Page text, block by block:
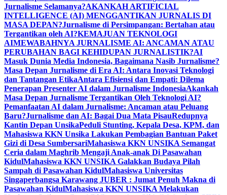
Jurnalisme Selamanya?AKANKAH ARTIFICIAL
INTELLIGENCE (AI) MENGGANTIKAN JURNALIS DI
MASA DEPAN?Jurnalisme di Persimpangan: Bertahan atau
Tergantikan oleh AI?KEMAJUAN TEKNOLOGI
AIMEWABAHNYA JURNALISME AI: ANCAMAN ATAU
PERUBAHAN BAGI KEHIDUPAN JURNALISTIK?AI
Masuk Dunia Media Indonesia, Bagaimana Nasib Jurnalisme?
Masa Depan Jurnalisme di Era AI: Antara Inovasi Teknologi
dan Tantangan EtikaAntara Efisiensi dan Empati: Dilema
Penerapan Presenter AI dalam Jurnalisme IndonesiaAkankah
Masa Depan Jurnalisme Tergantikan Oleh Teknologi AI?
Pemanfaatan AI dalam Jurnalisme: Ancaman atau Peluang
Baru?Jurnalisme dan AI: Bagai Dua Mata PisauRedupnya
Kantin Depan UnsikaPeduli Stunting, Kepala Desa, KPM, dan
Mahasiswa KKN Unsika Lakukan Pembagian Bantuan Paket
Gizi di Desa SumbersariMahasiswa KKN UNSIKA Semangat
Ceria dalam Maghrib Mengaji Anak-anak Di Pasawahan
KidulMahasiswa KKN UNSIKA Galakkan Budaya Pilah
Sampah di Pasawahan KidulMahasiswa Universitas
Singaperbangsa Karawang JUBER : Jumat Penuh Makna di
Pasawahan KidulMahasiswa KKN UNSIKA Melakukan